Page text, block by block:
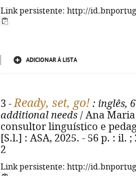
Link persistente: http://
ADICIONAR À LISTA
3 -Ready, set, go! : inglês,
additional needs / Ana Maria
consultor linguístico e
[S.l.] : ASA, 2025. - 56 p. : il.
2
Link persistente: http://